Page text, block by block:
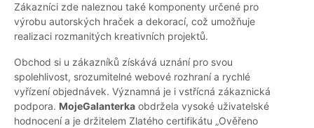
Zákazníci zde naleznou také komponenty určené pro
výrobu autorských hraček a dekorací, což umožňuje
realizaci rozmanitých kreativních projektů.
Obchod si u zákazníků získává uznání pro svou
spolehlivost, srozumitelné webové rozhraní a rychlé
vyřízení objednávek. Významná je i vstřícná zákaznická
podpora. MojeGalanterka obdržela vysoké uživatelské
hodnocení a je držitelem Zlatého certifikátu „Ověřeno